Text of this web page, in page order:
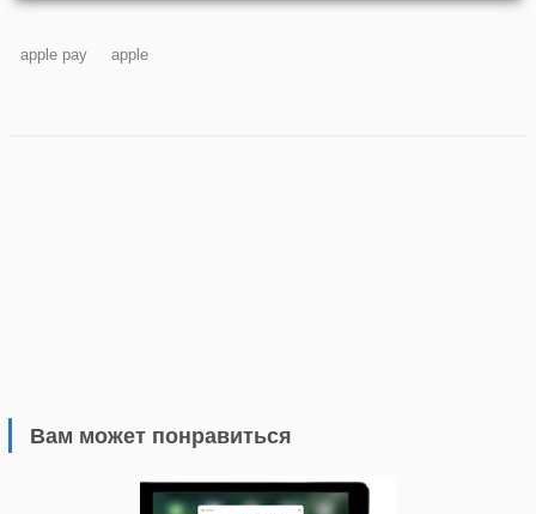
apple pay apple
Вам может понравиться